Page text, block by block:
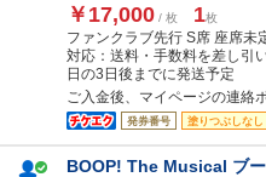
￥17,000 / 枚 1枚
ファンクラブ先行 S席 座席
対応：送料・手数料を差し引
日の3日後までに発送予定
ご入金後、マイページの連絡
発券番号 塗りつぶしなし
BOOP! The Musical ブ